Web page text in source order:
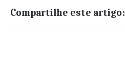
Compartilhe este artigo: